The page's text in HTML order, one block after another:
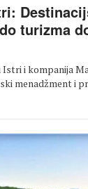
turizma
i kompanija
menadžment i